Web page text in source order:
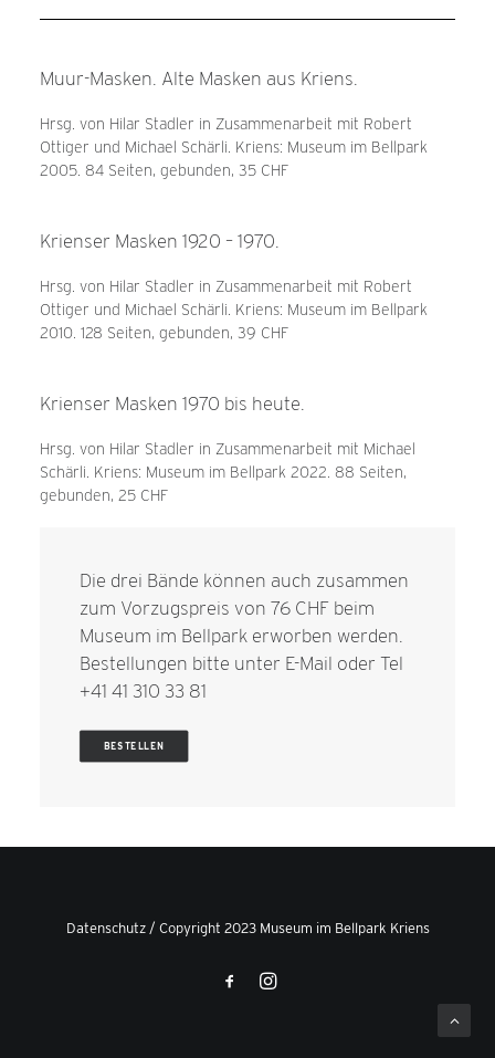
Muur-Masken. Alte Masken aus Kriens.
Hrsg. von Hilar Stadler in Zusammenarbeit mit Robert
Ottiger und Michael Schärli. Kriens: Museum im Bellpark
2005. 84 Seiten, gebunden, 35 CHF
Krienser Masken 1920 – 1970.
Hrsg. von Hilar Stadler in Zusammenarbeit mit Robert
Ottiger und Michael Schärli. Kriens: Museum im Bellpark
2010. 128 Seiten, gebunden, 39 CHF
Krienser Masken 1970 bis heute.
Hrsg. von Hilar Stadler in Zusammenarbeit mit Michael
Schärli. Kriens: Museum im Bellpark 2022. 88 Seiten,
gebunden, 25 CHF
Die drei Bände können auch zusammen
zum Vorzugspreis von 76 CHF beim
Museum im Bellpark erworben werden.
Bestellungen bitte unter E-Mail oder Tel
+41 41 310 33 81
BESTELLEN
Datenschutz/ Copyright 2023 Museum im Bellpark Kriens